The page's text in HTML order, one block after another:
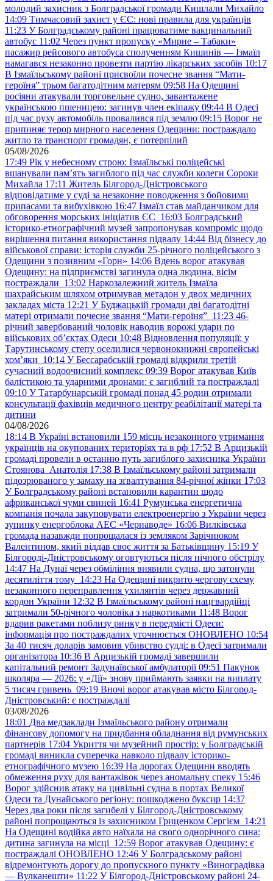
молодий захисник з Болградської громади Кишлали Михайло
14:09 Тимчасовий захист у ЄС: нові правила для українців
11:23 У Болградському районі працюватиме вакцинальний
автобус 11:02 Через пункт пропуску «Мирне – Табаки»
пасажир рейсового автобуса сполученням Кишинів — Ізмаїл
намагався незаконно провезти партію лікарських засобів 10:17
В Ізмаїльському районі присвоїли почесне звання “Мати-
героїня” трьом багатодітним матерям 09:58 На Одещині
росіяни атакували торговельне судно, завантажене
українською пшеницею: загинув член екіпажу 09:44 В Одесі
під час руху автомобіль провалився під землю 09:15 Ворог не
припиняє терор мирного населення Одещини: постраждало
житло та транспорт громадян, є потерпілий
05/08/2026
17:49 Рік у небесному строю: Ізмаїльські поліцейські
вшанували пам’ять загиблого під час служби колеги Сороки
Михайла 17:11 Житель Білгород-Дністровського
відповідатиме у суді за незаконне поводження з бойовими
припасами та вибухівкою 16:47 Ізмаїл став майданчиком для
обговорення морських ініціатив ЄС 16:03 Болградський
історико-етнографічний музей запропонував компроміс щодо
вирішення питання використання підвалу 14:44 Від бізнесу до
військової справи: історія служби 25-річного поліцейського з
Одещини з позивним «Горн» 14:06 Вдень ворог атакував
Одещину: на підприємстві загинула одна людина, вісім
постраждали 13:02 Наркозалежний житель Ізмаїла
шахрайським шляхом отримував метадон у двох медичних
закладах міста 12:21 У Буджацькій громади дві багатодітні
матері отримали почесне звання “Мати-героїня” 11:23 46-
річний завербований чоловік наводив ворожі удари по
військових обʼєктах Одеси 10:48 Відновлення популяції: у
Тарутинському степу оселилися червонокнижні європейські
хом’яки 10:14 У Бессарабській громаді відкрили третій
сучасний водоочисний комплекс 09:39 Ворог атакував Київ
балістикою та ударними дронами: є загиблий та постраждалі
09:10 У Татарбунарській громаді понад 45 родин отримали
консультації фахівців медичного центру реабілітації матері та
дитини
04/08/2026
18:14 В Україні встановили 159 місць незаконного утримання
українців на окупованих територіях та в рф 17:52 В Арцизькій
громаді провели в останню путь загиблого захисника України
Стоянова Анатолія 17:38 В Ізмаїльському районі затримали
підозрюваного у замаху на зґвалтування 84-річної жінки 17:03
У Болградському районі встановили карантин щодо
африканської чуми свиней 16:41 Румунська енергетична
компанія почала закуповувати електроенергію з України через
зупинку енергоблока АЕС «Чернаводе» 16:06 Вилківська
громада назавжди попрощалася із земляком Зарічнюком
Валентином, який віддав своє життя за Батьківщину 15:19 У
Білгороді-Дністровському оговтуються після нічного обстрілу
14:47 На Дунаї через обміління виявили судна, що затонули
десятиліття тому 14:23 На Одещині викрито чергову схему
незаконного переправлення ухилянтів через державний
кордон України 12:32 В Ізмаїльському районі нацгвардійці
затримали 50-річного чоловіка з наркотиками 11:48 Ворог
вдарив ракетами поблизу ринку в передмісті Одеси:
інформація про постраждалих уточнюється ОНОВЛЕНО 10:54
За 40 тисяч доларів замовив убивство судді: в Одесі затримали
організатора 10:36 В Арцизькій громаді завершили
капітальний ремонт Задунаївської амбулаторії 09:51 Пакунок
школяра — 2026: у «Дії» знову приймають заявки на виплату
5 тисяч гривень 09:19 Вночі ворог атакував місто Білгород-
Дністровський: є постраждалі
03/08/2026
18:01 Два медзаклади Ізмаїльського району отримали
фінансову допомогу на придбання обладнання від румунських
партнерів 17:04 Укриття чи музейний простір: у Болградській
громаді виникла суперечка навколо підвалу історико-
етнографічного музею 16:39 На дорогах Одещини вводять
обмеження руху для вантажівок через аномальну спеку 15:46
Ворог здійснив атаку на цивільні судна в портах Великої
Одеси та Дунайського регіону: пошкоджено буксир 14:37
Через два роки після загибелі у Білгород-Дністровському
районі попрощаються із захисником Гриценком Сергієм 14:21
На Одещині водійка авто наїхала на свого однорічного сина:
дитина загинула на місці 12:59 Ворог атакував Одещину: є
постраждалі ОНОВЛЕНО 12:46 У Болградському районі
відремонтують дорогу до пропускного пункту «Виноградівка
— Вулканешти» 11:22 У Білгород-Дністровському районі 24-